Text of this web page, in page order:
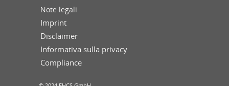
Note legali
Imprint
Disclaimer
Informativa sulla privacy
Compliance